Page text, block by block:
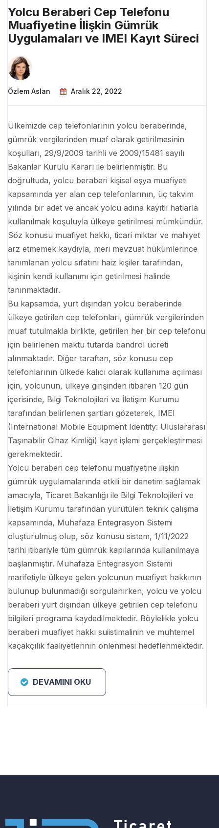
Yolcu Beraberi Cep Telefonu
Muafiyetine İlişkin Gümrük
Uygulamaları ve IMEI Kayıt Süreci
Özlem Aslan Aralık 22, 2022
Ülkemizde cep telefonlarının yolcu beraberinde,
gümrük vergilerinden muaf olarak getirilmesinin
koşulları, 29/9/2009 tarihli ve 2009/15481 sayılı
Bakanlar Kurulu Kararı ile belirlenmiştir. Bu
doğrultuda, yolcu beraberi kişisel eşya muafiyeti
kapsamında yer alan cep telefonlarının, üç takvim
yılında bir adet ve ancak yolcu adına kayıtlı hatlarla
kullanılmak koşuluyla ülkeye getirilmesi mümkündür.
Söz konusu muafiyet hakkı, ticari miktar ve mahiyet
arz etmemek kaydıyla, meri mevzuat hükümlerince
tanımlanan yolcu sıfatını haiz kişiler tarafından,
kişinin kendi kullanımı için getirilmesi halinde
tanınmaktadır.
Bu kapsamda, yurt dışından yolcu beraberinde
ülkeye getirilen cep telefonları, gümrük vergilerinden
muaf tutulmakla birlikte, getirilen her bir cep telefonu
için belirlenen maktu tutarda bandrol ücreti
alınmaktadır. Diğer taraftan, söz konusu cep
telefonlarının ülkede kalıcı olarak kullanıma açılması
için, yolcunun, ülkeye girişinden itibaren 120 gün
içerisinde, Bilgi Teknolojileri ve İletişim Kurumu
tarafından belirlenen şartları gözeterek, IMEI
(International Mobile Equipment Identity: Uluslararası
Taşınabilir Cihaz Kimliği) kayıt işlemi gerçekleştirmesi
gerekmektedir.
Yolcu beraberi cep telefonu muafiyetine ilişkin
gümrük uygulamalarında etkili bir denetim sağlamak
amacıyla, Ticaret Bakanlığı ile Bilgi Teknolojileri ve
İletişim Kurumu tarafından yürütülen teknik çalışma
kapsamında, Muhafaza Entegrasyon Sistemi
oluşturulmuş olup, söz konusu sistem, 1/11/2022
tarihi itibariyle tüm gümrük kapılarında kullanılmaya
başlanmıştır. Muhafaza Entegrasyon Sistemi
marifetiyle ülkeye gelen yolcunun muafiyet hakkının
bulunup bulunmadığı sorgulanırken, yolcu ve yolcu
beraberi yurt dışından ülkeye getirilen cep telefonu
bilgileri programa kaydedilmektedir. Böylelikle yolcu
beraberi muafiyet hakkı suiistimalinin ve muhtemel
kaçakçılık faaliyetlerinin önlenmesi hedeflenmektedir.
DEVAMINI OKU